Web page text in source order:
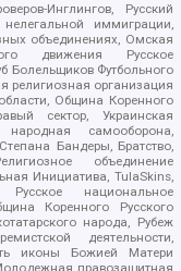
Инглингов, Русский
иммиграции,
объединениях, Омская
движения Русское
Болельщиков Футбольного
религиозная организация
Община Коренного
сектор, Украинская
самооборона,
Бандеры, Братство,
объединение
Инициатива, TulaSkins,
Русское национальное
Коренного Русского
народа, Рубеж
деятельности,
иконы Божией Матери
правозащитная